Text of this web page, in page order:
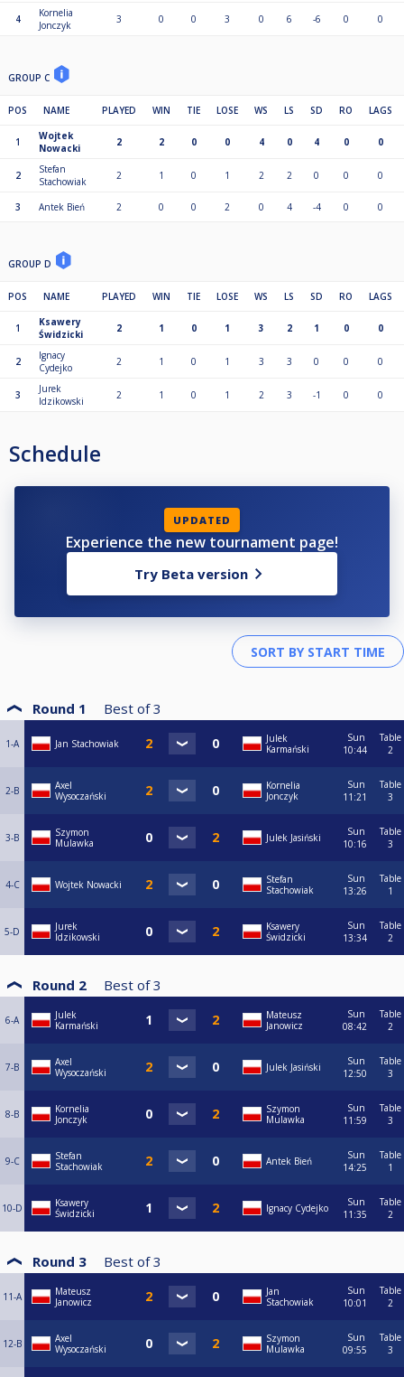
4
Kornelia
Jonczyk
3 0 0 3 0 6 -6 0 0
GROUP C
POS NAME PLAYED WIN TIE LOSE WS LS SD RO LAGS
1
Wojtek
Nowacki
2 2 0 0 4 0 4 0 0
2
Stefan
Stachowiak
2 1 0 1 2 2 0 0 0
3 Antek Bień 2 0 0 2 0 4 -4 0 0
GROUP D
POS NAME PLAYED WIN TIE LOSE WS LS SD RO LAGS
1
Ksawery
Świdzicki
2 1 0 1 3 2 1 0 0
2
Ignacy
Cydejko
2 1 0 1 3 3 0 0 0
3
Jurek
Idzikowski
2 1 0 1 2 3 -1 0 0
Schedule
UPDATED
Experience the new tournament page!
Try Beta version
Round 1 Best of 3
1-A Jan Stachowiak
Julek
Karmański
Sun
10:44
Table
2
2-B
Axel
Wysoczański
Kornelia
Jonczyk
Sun
11:21
Table
3
3-B
Szymon
Mulawka
Julek Jasiński
Sun
10:16
Table
3
4-C Wojtek Nowacki
Stefan
Stachowiak
Sun
13:26
Table
1
5-D
Jurek
Idzikowski
Ksawery
Świdzicki
Sun
13:34
Table
2
Round 2 Best of 3
6-A
Julek
Karmański
Mateusz
Janowicz
Sun
08:42
Table
2
7-B
Axel
Wysoczański
Julek Jasiński
Sun
12:50
Table
3
8-B
Kornelia
Jonczyk
Szymon
Mulawka
Sun
11:59
Table
3
9-C
Stefan
Stachowiak
Antek Bień
Sun
14:25
Table
1
10-D
Ksawery
Świdzicki
Ignacy Cydejko
Sun
11:35
Table
2
Round 3 Best of 3
11-A
Mateusz
Janowicz
Jan
Stachowiak
Sun
10:01
Table
2
12-B
Axel
Wysoczański
Szymon
Mulawka
Sun
09:55
Table
3